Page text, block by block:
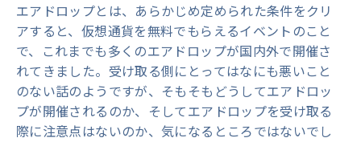
エアドロップとは、あらかじめ定められた条件をクリ
アすると、仮想通貨を無料でもらえるイベントのこと
で、これまでも多くのエアドロップが国内外で開催さ
れてきました。受け取る側にとってはなにも悪いこと
のない話のようですが、そもそもどうしてエアドロッ
プが開催されるのか、そしてエアドロップを受け取る
際に注意点はないのか、気になるところではないでし